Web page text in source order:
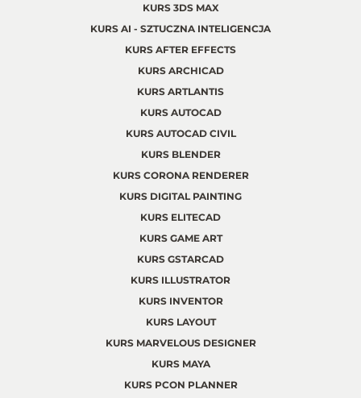
KURS 3DS MAX
KURS AI - SZTUCZNA INTELIGENCJA
KURS AFTER EFFECTS
KURS ARCHICAD
KURS ARTLANTIS
KURS AUTOCAD
KURS AUTOCAD CIVIL
KURS BLENDER
KURS CORONA RENDERER
KURS DIGITAL PAINTING
KURS ELITECAD
KURS GAME ART
KURS GSTARCAD
KURS ILLUSTRATOR
KURS INVENTOR
KURS LAYOUT
KURS MARVELOUS DESIGNER
KURS MAYA
KURS PCON PLANNER